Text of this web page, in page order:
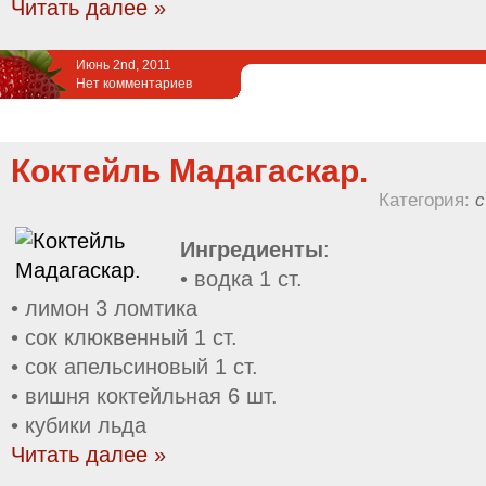
Читать далее »
Июнь 2nd, 2011
Нет комментариев
Коктейль Мадагаскар.
Категория:
Ингредиенты:
• водка 1 ст.
• лимон 3 ломтика
• сок клюквенный 1 ст.
• сок апельсиновый 1 ст.
• вишня коктейльная 6 шт.
• кубики льда
Читать далее »